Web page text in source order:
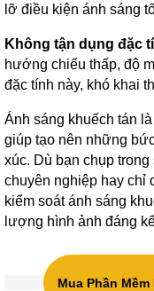
lỡ điều kiện ánh sáng
Không tận dụng đặc
hướng chiếu thấp, độ
đặc tính này, khó khai
Ánh sáng khuếch tán
giúp tạo nên những
xúc. Dù bạn chụp
chuyên nghiệp hay chỉ
kiểm soát ánh sáng
lượng hình ảnh đáng
Mua Phần